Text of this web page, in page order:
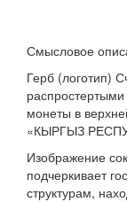
Смысловое
Герб (логотип)
монеты в
«КЫРГЫЗ
Изображение
подчеркивает
структурам,